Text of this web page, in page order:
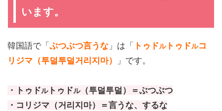
います。
韓国語で「 ぶつぶつ言うな 」は「 トゥドルトゥドルコ
リジマ（투덜투덜거리지마）
」です。
・トゥドルトゥドル（투덜투덜）＝ぶつぶつ
・コリジマ（거리지마）＝言うな、するな